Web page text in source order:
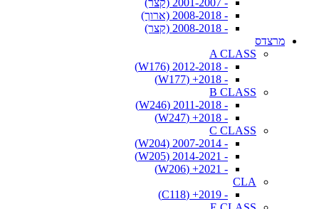
- 2001-2007 (קצר)
- 2008-2018 (ארוך)
- 2008-2018 (קצר)
מרצדס
A CLASS
- 2012-2018 (W176)
- 2018+ (W177)
B CLASS
- 2011-2018 (W246)
- 2018+ (W247)
C CLASS
- 2007-2014 (W204)
- 2014-2021 (W205)
- 2021+ (W206)
CLA
- 2019+ (C118)